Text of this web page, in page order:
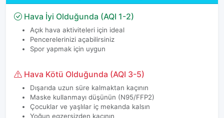
Hava İyi Olduğunda (AQI 1-2)
Açık hava aktiviteleri için ideal
Pencerelerinizi açabilirsiniz
Spor yapmak için uygun
Hava Kötü Olduğunda (AQI 3-5)
Dışarıda uzun süre kalmaktan kaçının
Maske kullanmayı düşünün (N95/FFP2)
Çocuklar ve yaşlılar iç mekanda kalsın
Yoğun egzersizden kaçının